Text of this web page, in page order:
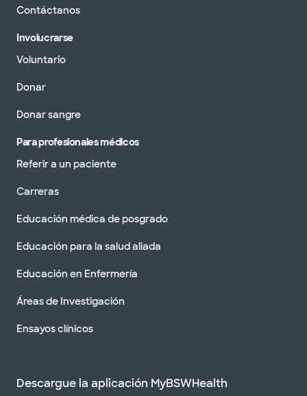
Contáctanos
Involucrarse
Voluntario
Donar
Donar sangre
Para profesionales médicos
Referir a un paciente
Carreras
Educación médica de posgrado
Educación para la salud aliada
Educación en Enfermería
Áreas de Investigación
Ensayos clínicos
Descargue la aplicación MyBSWHealth